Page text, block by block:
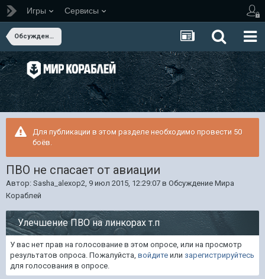
Игры Сервисы
Обсуждение Мира Кораблей
Для публикации в этом разделе необходимо провести 50
боёв.
ПВО не спасает от авиации
Автор: Sasha_alexop2, 9 июл 2015, 12:29:07 в Обсуждение Мира
Кораблей
Улечшение ПВО на линкорах т.п
У вас нет прав на голосование в этом опросе, или на просмотр
результатов опроса. Пожалуйста, войдите или зарегистрируйтесь
для голосования в опросе.